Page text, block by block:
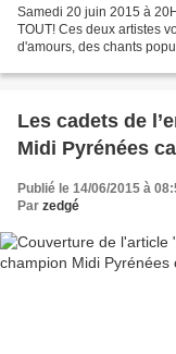
Samedi 20 juin 2015 à
TOUT! Ces deux artistes
d'amours, des chants
Les cadets de
Midi Pyrénées
Publié le 14/06/2015 à
Par zedgé